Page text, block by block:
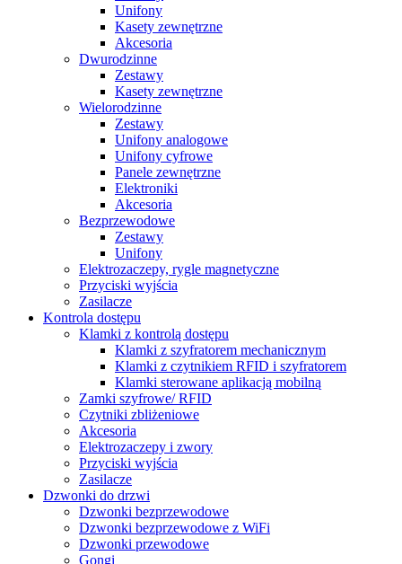
Unifony
Kasety zewnętrzne
Akcesoria
Dwurodzinne
Zestawy
Kasety zewnętrzne
Wielorodzinne
Zestawy
Unifony analogowe
Unifony cyfrowe
Panele zewnętrzne
Elektroniki
Akcesoria
Bezprzewodowe
Zestawy
Unifony
Elektrozaczepy, rygle magnetyczne
Przyciski wyjścia
Zasilacze
Kontrola dostępu
Klamki z kontrolą dostępu
Klamki z szyfratorem mechanicznym
Klamki z czytnikiem RFID i szyfratorem
Klamki sterowane aplikacją mobilną
Zamki szyfrowe/ RFID
Czytniki zbliżeniowe
Akcesoria
Elektrozaczepy i zwory
Przyciski wyjścia
Zasilacze
Dzwonki do drzwi
Dzwonki bezprzewodowe
Dzwonki bezprzewodowe z WiFi
Dzwonki przewodowe
Gongi